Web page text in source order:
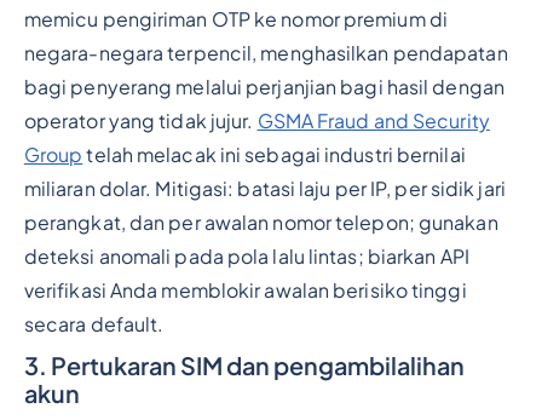
memicu pengiriman OTP ke nomor premium di
negara-negara terpencil, menghasilkan pendapatan
bagi penyerang melalui perjanjian bagi hasil dengan
operator yang tidak jujur. GSMA Fraud and Security
Group telah melacak ini sebagai industri bernilai
miliaran dolar. Mitigasi: batasi laju per IP, per sidik jari
perangkat, dan per awalan nomor telepon; gunakan
deteksi anomali pada pola lalu lintas; biarkan API
verifikasi Anda memblokir awalan berisiko tinggi
secara default.
3. Pertukaran SIM dan pengambilalihan
akun